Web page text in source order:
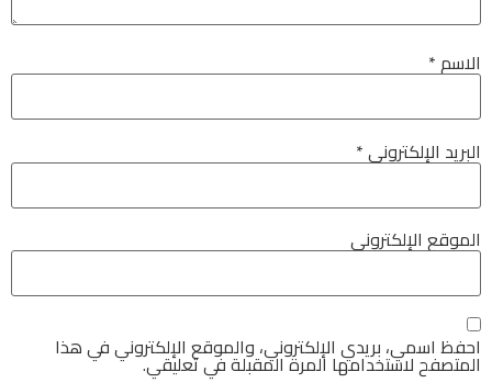
الاسم*
البريد الإلكتروني*
الموقع الإلكتروني
احفظ اسمي، بريدي الإلكتروني، والموقع الإلكتروني في هذا
المتصفح لاستخدامها المرة المقبلة في تعليقي.